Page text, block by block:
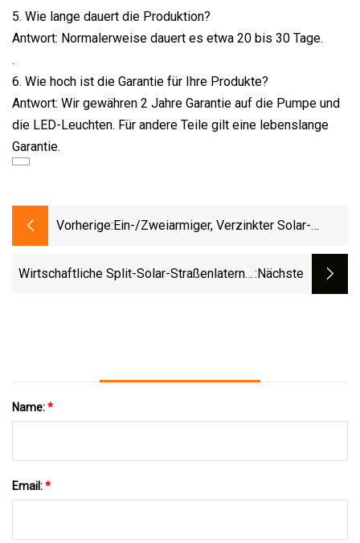
5. Wie lange dauert die Produktion?
Antwort: Normalerweise dauert es etwa 20 bis 30 Tage.
.
6. Wie hoch ist die Garantie für Ihre Produkte?
Antwort: Wir gewähren 2 Jahre Garantie auf die Pumpe und
die LED-Leuchten. Für andere Teile gilt eine lebenslange
Garantie.
Vorherige: Ein-/zweiarmiger, Verzinkter Solar-
Wirtschaftliche Split-Solar-Straßenlaterne,:nächste
Name:*
Email:*